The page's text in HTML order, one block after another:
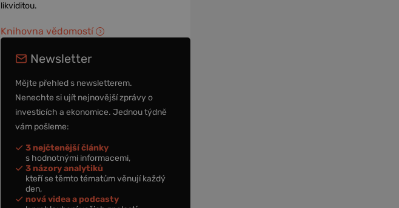
likviditou.
Knihovna vědomostí
Newsletter
Mějte přehled s newsletterem.
Nenechte si ujít nejnovější zprávy o
investicích a ekonomice. Jednou týdně
vám pošleme:
3 nejčtenější články
s hodnotnými informacemi,
3 názory analytiků
kteří se těmto tématům věnují každý
den,
nová videa a podcasty